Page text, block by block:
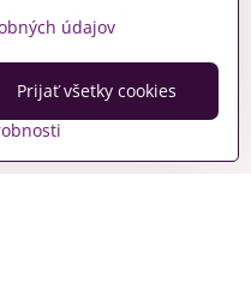
údajov
Prijať všetky cookies